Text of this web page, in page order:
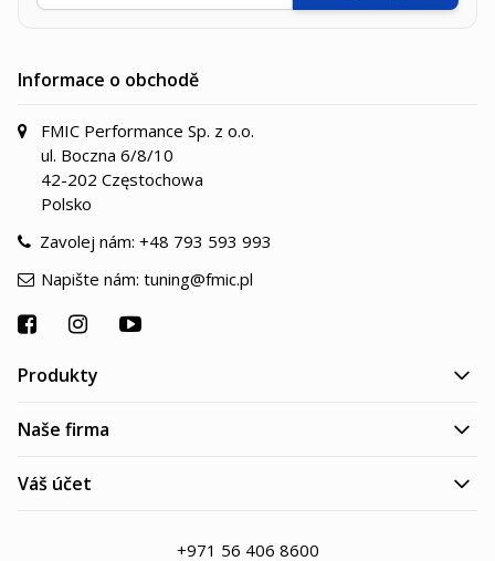
Informace o obchodě
FMIC Performance Sp. z o.o.
ul. Boczna 6/8/10
42-202 Częstochowa
Polsko
Zavolej nám: +48 793 593 993
Napište nám: tuning@fmic.pl
Produkty
Naše firma
Váš účet
+971 56 406 8600